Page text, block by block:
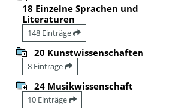
18 Einzelne Sprachen und
Literaturen
148 Einträge
20 Kunstwissenschaften
8 Einträge
24 Musikwissenschaft
10 Einträge